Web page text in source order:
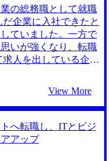
思っています。マネ
つけることばかりで
に頑張りたいです。
なく、冷静に現状を
に成長したいという
達成できるキャリア
てもらえたのが大き
言うのではなく、率
ていただけた点も感
選考対策の重要性を
分にもとことん向き
。 最初に応募した企
ったばかりに、すべ
の総務職として就職
企業に入社できたと
ていました。一方で
いが強くなり、転職
人を出している企業
人も数名おり、友人
検討しました。 1社で
ネットで調べていた
ホームページを覗い
View More
へ転職し、ITとビジ
アップ